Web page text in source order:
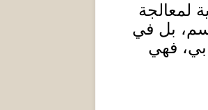
لمعالجة
بل في
فهي